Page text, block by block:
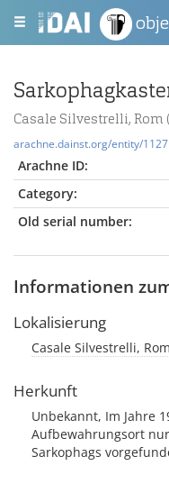
Casale Silvestrelli,
arachne.dainst.org/entity/
Arachne ID:
Category:
Old serial number:
Informationen
Lokalisierung
Casale Silvestrelli,
Herkunft
Unbekannt, Im Jahre
Aufbewahrungsort
Sarkophags